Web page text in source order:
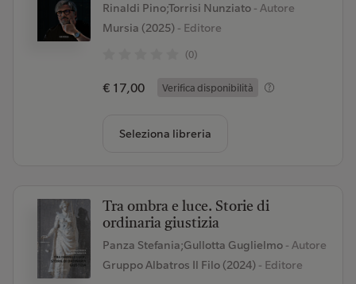
Rinaldi Pino;Torrisi Nunziato - Autore
Mursia (2025)- Editore
(0)
€ 17,00 Verifica disponibilità
Seleziona libreria
Tra ombra e luce. Storie di
ordinaria giustizia
Panza Stefania;Gullotta Guglielmo - Autore
Gruppo Albatros Il Filo (2024)- Editore